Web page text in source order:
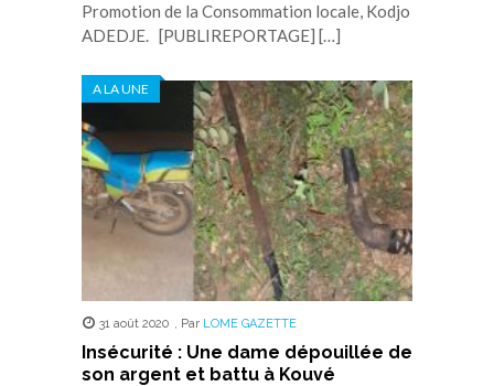
Promotion de la Consommation locale, Kodjo
ADEDJE. [PUBLIREPORTAGE] […]
A LA UNE
31 août 2020 , Par LOME GAZETTE
Insécurité : Une dame dépouillée de
son argent et battu à Kouvé